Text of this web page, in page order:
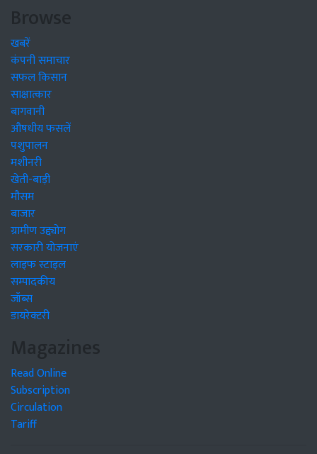
Browse
खबरें
कंपनी समाचार
सफल किसान
साक्षात्कार
बागवानी
औषधीय फसलें
पशुपालन
मशीनरी
खेती-बाड़ी
मौसम
बाजार
ग्रामीण उद्द्योग
सरकारी योजनाएं
लाइफ स्टाइल
सम्पादकीय
जॉब्स
डायरेक्टरी
Magazines
Read Online
Subscription
Circulation
Tariff